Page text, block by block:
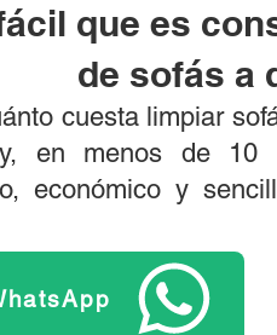
que es
de sofás a
cuesta limpiar
en menos de 10
económico y